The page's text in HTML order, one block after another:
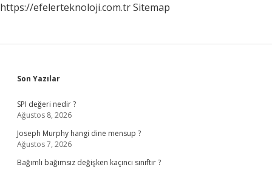
https://efelerteknoloji.com.trSitemap
Sidebar
Son Yazılar
SPI değeri nedir ?
Ağustos 8, 2026
Joseph Murphy hangi dine mensup ?
Ağustos 7, 2026
Bağımlı bağımsız değişken kaçıncı sınıftır ?